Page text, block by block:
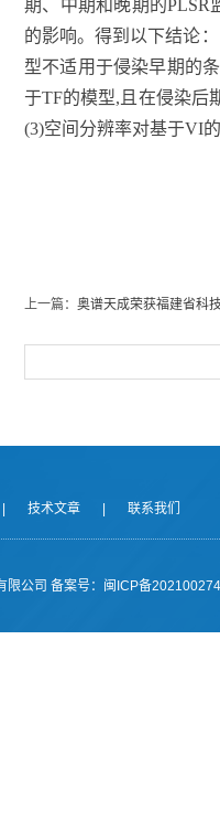
期、中期和晚期的PLSR
的影响。得到以下结论
型不适用于侵染早期的
于TF的模型,且在侵染后
(3)空间分辨率对基于VI
上一篇： 奥谱天成荣获福建省科
| 技术文章 | 联系我们
限公司 备案号：闽ICP备